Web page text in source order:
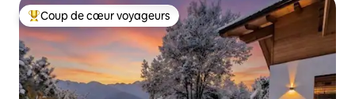
Coup de cœur voyageurs parmi les plus aimés
Coup de cœur voyageurs